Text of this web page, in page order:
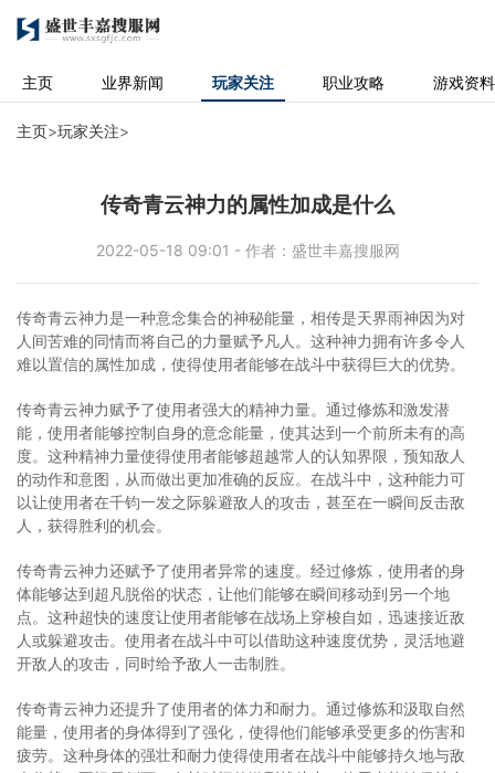
主页 业界新闻 玩家关注 职业攻略 游戏资料
主页>玩家关注>
传奇青云神力的属性加成是什么
2022-05-18 09:01 - 作者：盛世丰嘉搜服网
传奇青云神力是一种意念集合的神秘能量，相传是天界雨神因为对
人间苦难的同情而将自己的力量赋予凡人。这种神力拥有许多令人
难以置信的属性加成，使得使用者能够在战斗中获得巨大的优势。
传奇青云神力赋予了使用者强大的精神力量。通过修炼和激发潜
能，使用者能够控制自身的意念能量，使其达到一个前所未有的高
度。这种精神力量使得使用者能够超越常人的认知界限，预知敌人
的动作和意图，从而做出更加准确的反应。在战斗中，这种能力可
以让使用者在千钧一发之际躲避敌人的攻击，甚至在一瞬间反击敌
人，获得胜利的机会。
传奇青云神力还赋予了使用者异常的速度。经过修炼，使用者的身
体能够达到超凡脱俗的状态，让他们能够在瞬间移动到另一个地
点。这种超快的速度让使用者能够在战场上穿梭自如，迅速接近敌
人或躲避攻击。使用者在战斗中可以借助这种速度优势，灵活地避
开敌人的攻击，同时给予敌人一击制胜。
传奇青云神力还提升了使用者的体力和耐力。通过修炼和汲取自然
能量，使用者的身体得到了强化，使得他们能够承受更多的伤害和
疲劳。这种身体的强壮和耐力使得使用者在战斗中能够持久地与敌